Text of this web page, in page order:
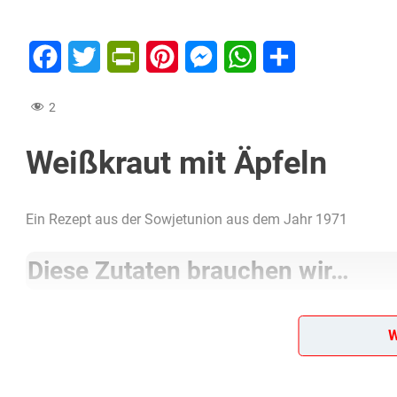
FacebookTwitter PrintFriendly
PinterestMessengerWhatsApp
2
Weißkraut mit Äpfeln
Ein Rezept aus der Sowjetunion aus dem Jahr 1971
Diese Zutaten brauchen wir…
1 mittelgroßer Kopf Weißkraut (etwa 800 g)